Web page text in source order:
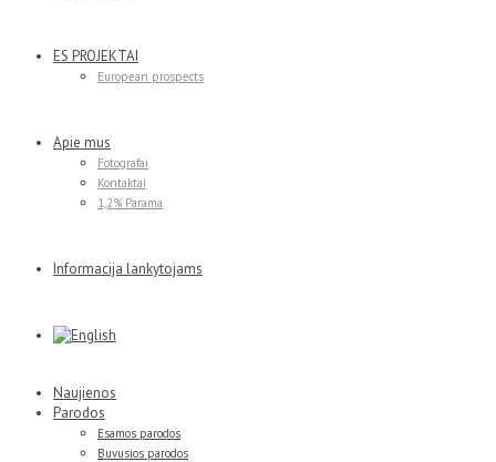
ES PROJEKTAI
European prospects
Apie mus
Fotografai
Kontaktai
1,2% Parama
Informacija lankytojams
Naujienos
Parodos
Esamos parodos
Buvusios parodos